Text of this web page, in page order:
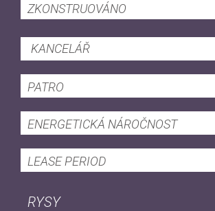
ZKONSTRUOVÁNO
KANCELÁŘ
PATRO
ENERGETICKÁ NÁROČNOST
LEASE PERIOD
RYSY